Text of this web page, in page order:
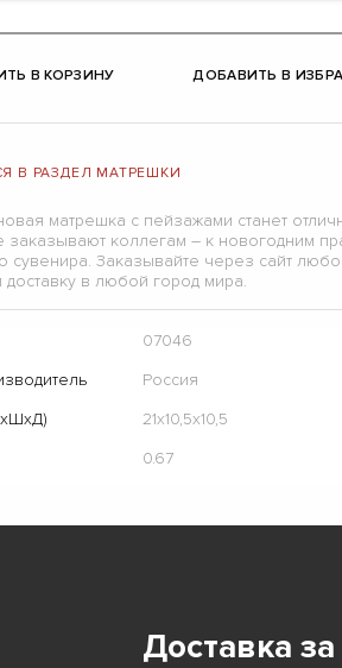
В КОРЗИНУ ДОБАВИТЬ В
В РАЗДЕЛ МАТРЕШКИ
матрешка с пейзажами станет
заказывают коллегам – к новогодним
сувенира. Заказывайте через сайт
в любой город мира.
07046
Россия
21х10,5х10,5
0.67
Доставка